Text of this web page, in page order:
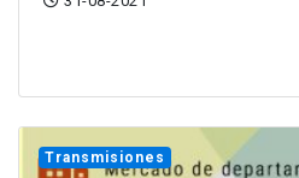
Transmisiones